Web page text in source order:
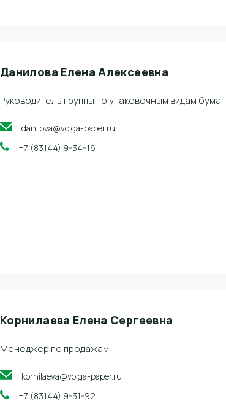
Данилова Елена Алексеевна
Руководитель группы по упаковочным видам бумаг
danilova@volga-paper.ru
+7 (83144) 9-34-16
Корнилаева Елена Сергеевна
Менеджер по продажам
kornilaeva@volga-paper.ru
+7 (83144) 9-31-92